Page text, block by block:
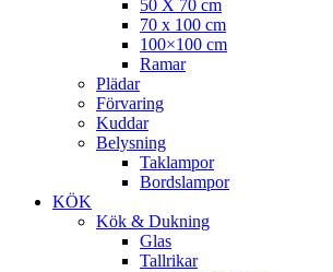
50 X 70 cm
70 x 100 cm
100×100 cm
Ramar
Plädar
Förvaring
Kuddar
Belysning
Taklampor
Bordslampor
KÖK
Kök & Dukning
Glas
Tallrikar